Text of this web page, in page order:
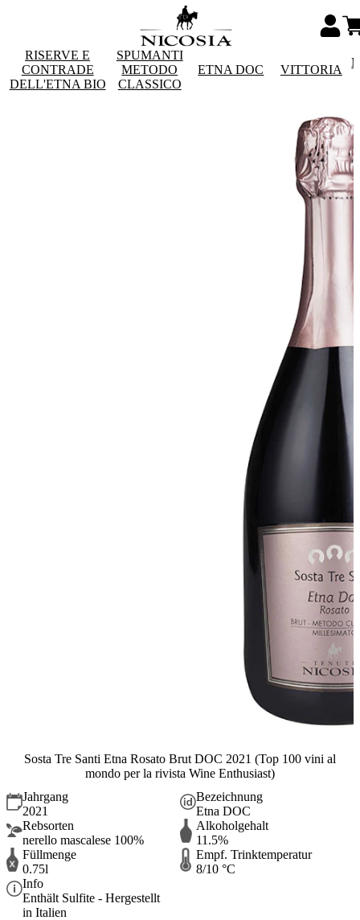
RISERVE E
CONTRADE
DELL'ETNA BIO
SPUMANTI
METODO
CLASSICO
ETNA DOC VITTORIA
Sosta Tre Santi Etna Rosato Brut DOC 2021 (Top 100 vini al
mondo per la rivista Wine Enthusiast)
Jahrgang
2021
Bezeichnung
Etna DOC
Rebsorten
nerello mascalese 100%
Alkoholgehalt
11.5%
Füllmenge
0.75l
Empf. Trinktemperatur
8/10 °C
Info
Enthält Sulfite - Hergestellt
in Italien